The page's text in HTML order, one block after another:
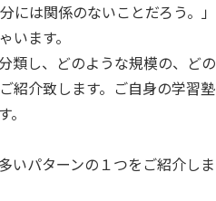
には関係のないことだろう。」
ます。
類し、どのような規模の、どの
紹介致します。ご自身の学習塾
いパターンの１つをご紹介しま